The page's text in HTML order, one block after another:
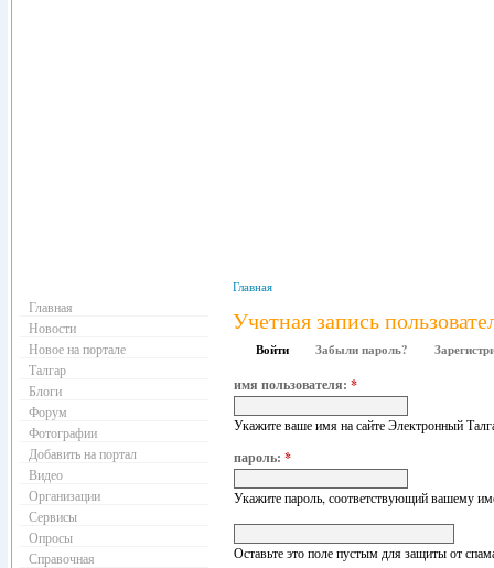
Главная
Учетная запись
Войти Забыли пароль?
имя пользователя: *
Укажите ваше имя на сайте Электронный
пароль: *
Укажите пароль, соответствующий вашему
Оставьте это поле пустым для защиты от
Главная
Новости
Новое на портале
Талгар
Блоги
Форум
Фотографии
Добавить на портал
Видео
Организации
Сервисы
Опросы
Справочная